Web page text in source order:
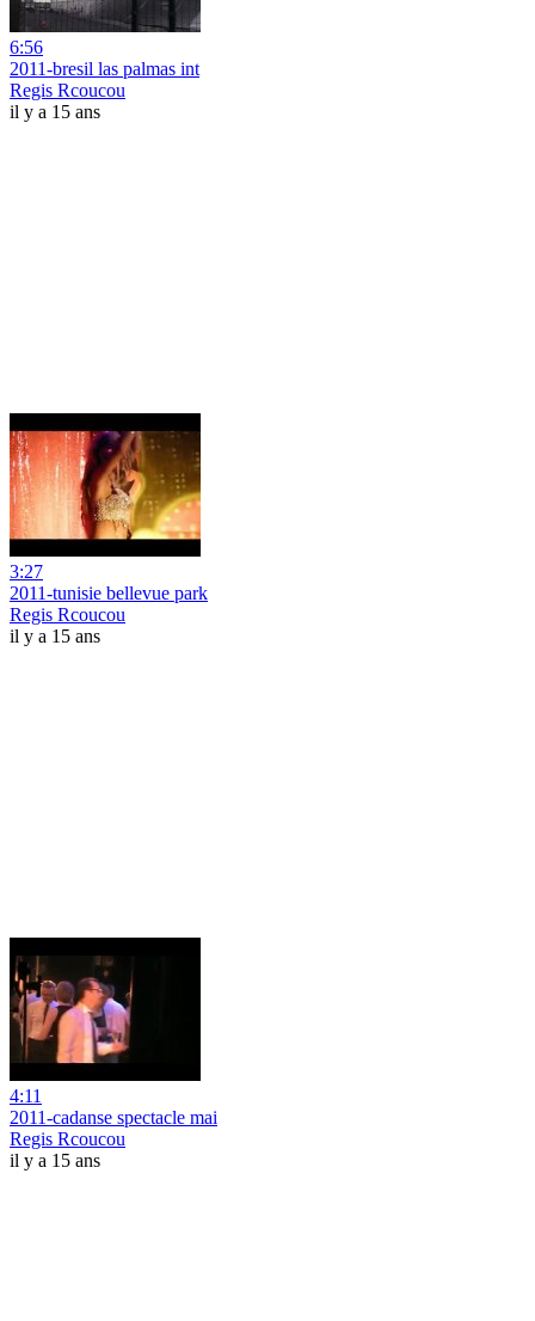
6:56
2011-bresil las palmas int
Regis Rcoucou
il y a 15 ans
3:27
2011-tunisie bellevue park
Regis Rcoucou
il y a 15 ans
4:11
2011-cadanse spectacle mai
Regis Rcoucou
il y a 15 ans